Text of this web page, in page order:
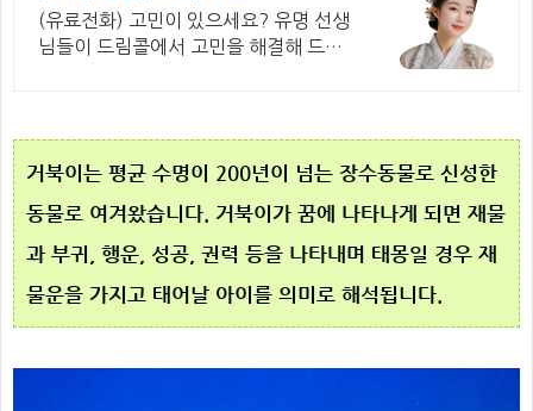
(유료전화) 고민이 있으세요? 유명 선생
님들이 드림콜에서 고민을 해결해 드립
거북이는 평균 수명이 200년이 넘는 장수동물로 신성한
동물로 여겨왔습니다. 거북이가 꿈에 나타나게 되면 재물
과 부귀, 행운, 성공, 권력 등을 나타내며 태몽일 경우 재
물운을 가지고 태어날 아이를 의미로 해석됩니다.